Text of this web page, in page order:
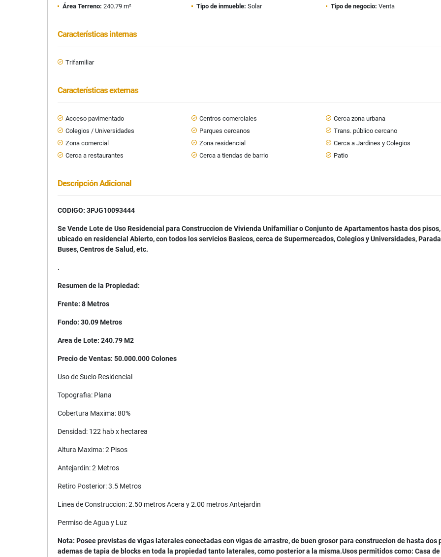
Área Terreno: 240.79 m² Tipo de inmueble: Solar Tipo de negocio: Venta
Características internas
Trifamiliar
Características externas
Acceso pavimentado Centros comerciales
Cerca zona urbana
Colegios / Universidades
Parques cercanos
Trans. público cercano
Zona comercial
Zona residencial
Cerca a Jardines y Colegios
Cerca a restaurantes
Cerca a tiendas de barrio Patio
Descripción Adicional
CODIGO: 3PJG10093444
Se Vende Lote de Uso Residencial para Construccion de Vivienda Unifamiliar o Conjunto de Apartamentos hasta dos pisos,
ubicado en residencial Abierto, con todos los servicios Basicos, cerca de Supermercados, Colegios y Universidades,
Buses, Centros de Salud, etc.
.
Resumen de la Propiedad:
Frente: 8 Metros
Fondo: 30.09 Metros
Area de Lote: 240.79 M2
Precio de Ventas: 50.000.000 Colones
Uso de Suelo Residencial
Topografia: Plana
Cobertura Maxima: 80%
Densidad: 122 hab x hectarea
Altura Maxima: 2 Pisos
Antejardin: 2 Metros
Retiro Posterior: 3.5 Metros
Linea de Construccion: 2.50 metros Acera y 2.00 metros Antejardin
Permiso de Agua y Luz
Nota: Posee previstas de vigas laterales conectadas con vigas de arrastre, de buen grosor para construccion de hasta dos
ademas de tapia de blocks en toda la propiedad tanto laterales, como posterior a la misma.Usos permitidos como: Casa de